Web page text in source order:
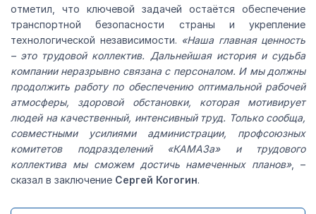
отметил, что ключевой задачей остаётся обеспечение
транспортной безопасности страны и укрепление
технологической независимости. «Наша главная ценность
– это трудовой коллектив. Дальнейшая история и судьба
компании неразрывно связана с персоналом. И мы должны
продолжить работу по обеспечению оптимальной рабочей
атмосферы, здоровой обстановки, которая мотивирует
людей на качественный, интенсивный труд. Только сообща,
совместными усилиями администрации, профсоюзных
комитетов подразделений «КАМАЗа» и трудового
коллектива мы сможем достичь намеченных планов», –
сказал в заключение Сергей Когогин.